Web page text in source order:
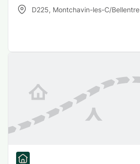
D225, Montchavin-les-C/Bellentre